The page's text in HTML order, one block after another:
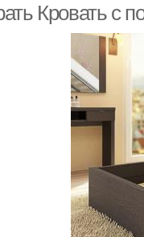
Кровать с